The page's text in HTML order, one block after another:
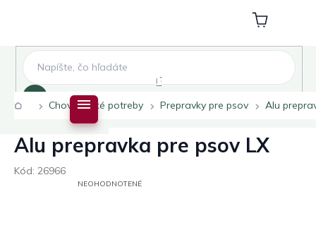
Nákupný
košík
Domov
Chovateľské potreby Prepravky pre psov Alu
Alu prepravka pre psov LX
Kód: 26966
PRIEMERNÉNEOHODNOTENÉ